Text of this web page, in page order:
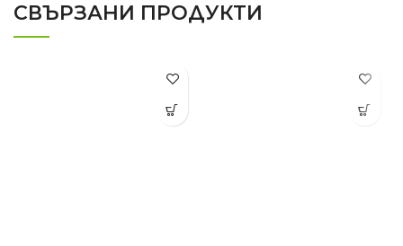
СВЪРЗАНИ ПРОДУКТИ